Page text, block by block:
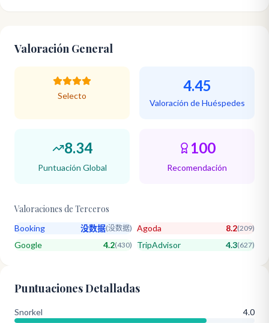
Valoración General
Selecto
4.45
Valoración de Huéspedes
8.34
Puntuación Global
100
Recomendación
Valoraciones de Terceros
Booking 没数据(没数据) Agoda 8.2(209)
Google 4.2(430) TripAdvisor 4.3(627)
Puntuaciones Detalladas
Snorkel
4.0